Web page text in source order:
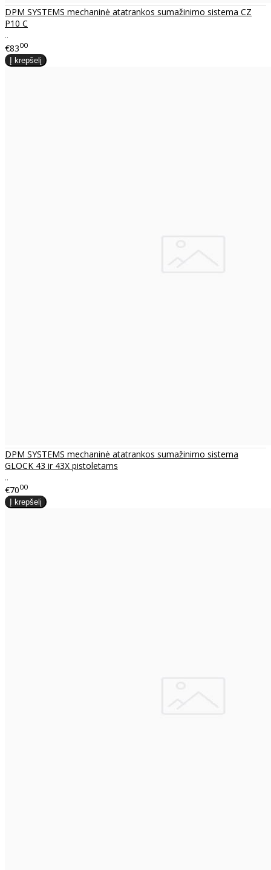
DPM SYSTEMS mechaninė atatrankos sumažinimo sistema CZ
P10 C
..
€8300
DPM SYSTEMS mechaninė atatrankos sumažinimo sistema
GLOCK 43 ir 43X pistoletams
..
€7000